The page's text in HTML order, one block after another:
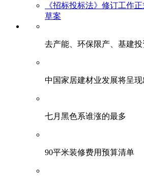
《招标投标法》修订工作
草案
去产能、环保限产、基建
中国家居建材业发展将呈
七月黑色系谁涨的最多
90平米装修费用预算清单